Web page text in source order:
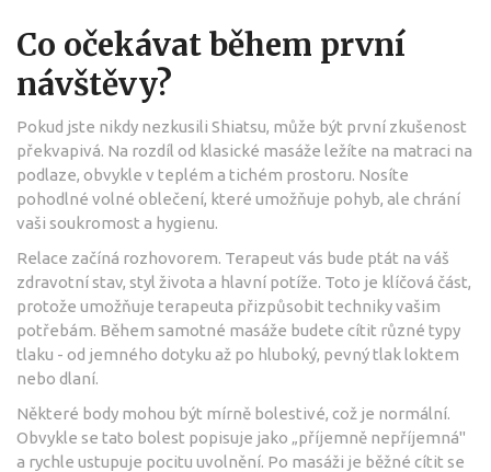
Co očekávat během první
návštěvy?
Pokud jste nikdy nezkusili Shiatsu, může být první zkušenost
překvapivá. Na rozdíl od klasické masáže ležíte na matraci na
podlaze, obvykle v teplém a tichém prostoru. Nosíte
pohodlné volné oblečení, které umožňuje pohyb, ale chrání
vaši soukromost a hygienu.
Relace začíná rozhovorem. Terapeut vás bude ptát na váš
zdravotní stav, styl života a hlavní potíže. Toto je klíčová část,
protože umožňuje terapeuta přizpůsobit techniky vašim
potřebám. Během samotné masáže budete cítit různé typy
tlaku - od jemného dotyku až po hluboký, pevný tlak loktem
nebo dlaní.
Některé body mohou být mírně bolestivé, což je normální.
Obvykle se tato bolest popisuje jako „příjemně nepříjemná"
a rychle ustupuje pocitu uvolnění. Po masáži je běžné cítit se